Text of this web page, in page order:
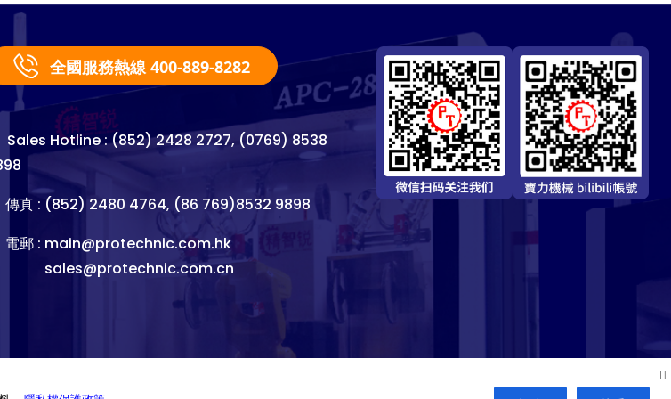
全國服務熱線 400-889-8282
Sales Hotline : (852) 2428 2727, (0769) 8538
傳真 : (852) 2480 4764, (86 769)8532 9898
電郵 : main@protechnic.com.hk
sales@protechnic.com.cn